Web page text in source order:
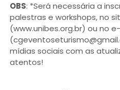
OBS: *Será necessária a
palestras e workshops, no
(www.unibes.org.br) ou no
mídias sociais com as
atentos!